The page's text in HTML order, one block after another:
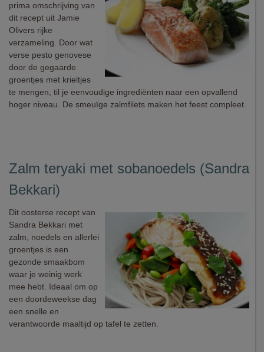
prima omschrijving van
dit recept uit Jamie
Olivers rijke
verzameling. Door wat
verse pesto genovese
door de gegaarde
groentjes met krieltjes
te mengen, til je eenvoudige ingrediënten naar een opvallend
hoger niveau. De smeuïge zalmfilets maken het feest compleet.
Zalm teryaki met sobanoedels (Sandra
Bekkari)
Dit oosterse recept van
Sandra Bekkari met
zalm, noedels en allerlei
groentjes is een
gezonde smaakbom
waar je weinig werk
mee hebt. Ideaal om op
een doordeweekse dag
een snelle en
verantwoorde maaltijd op tafel te zetten.